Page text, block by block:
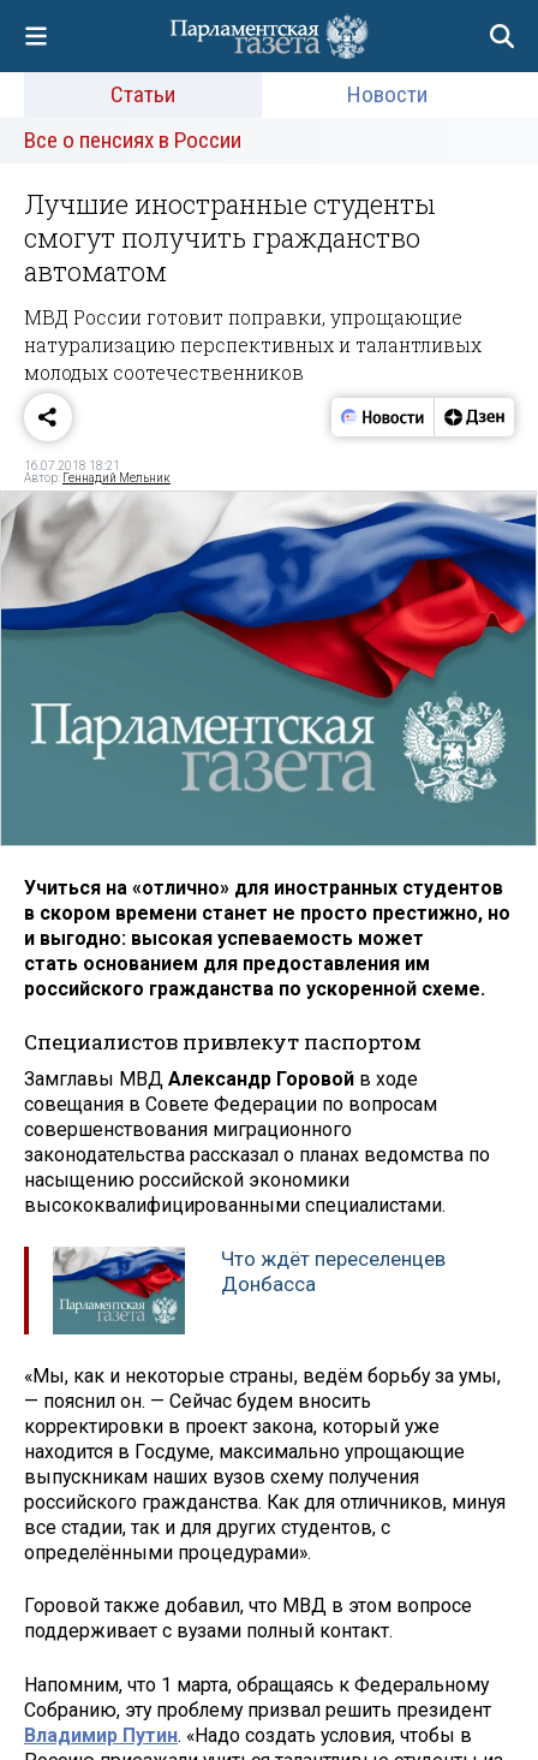
Статьи
Новости
Все о пенсиях в России
Лучшие иностранные студенты
смогут получить гражданство
автоматом
МВД России готовит поправки, упрощающие
натурализацию перспективных и талантливых
молодых соотечественников
16.07.2018 18:21
Автор: Геннадий Мельник
Учиться на «отлично» для иностранных студентов
в скором времени станет не просто престижно, но
и выгодно: высокая успеваемость может
стать основанием для предоставления им
российского гражданства по ускоренной схеме.
Специалистов привлекут паспортом
Замглавы МВД Александр Горовой в ходе
совещания в Совете Федерации по вопросам
совершенствования миграционного
законодательства рассказал о планах ведомства по
насыщению российской экономики
высококвалифицированными специалистами.
Что ждёт переселенцев
Донбасса
«Мы, как и некоторые страны, ведём борьбу за умы,
— пояснил он. — Сейчас будем вносить
корректировки в проект закона, который уже
находится в Госдуме, максимально упрощающие
выпускникам наших вузов схему получения
российского гражданства. Как для отличников, минуя
все стадии, так и для других студентов, с
определёнными процедурами».
Горовой также добавил, что МВД в этом вопросе
поддерживает с вузами полный контакт.
Напомним, что 1 марта, обращаясь к Федеральному
Собранию, эту проблему призвал решить президент
Владимир Путин. «Надо создать условия, чтобы в